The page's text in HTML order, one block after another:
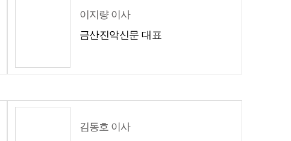
이지량 이사
금산진악신문 대표
김동호 이사